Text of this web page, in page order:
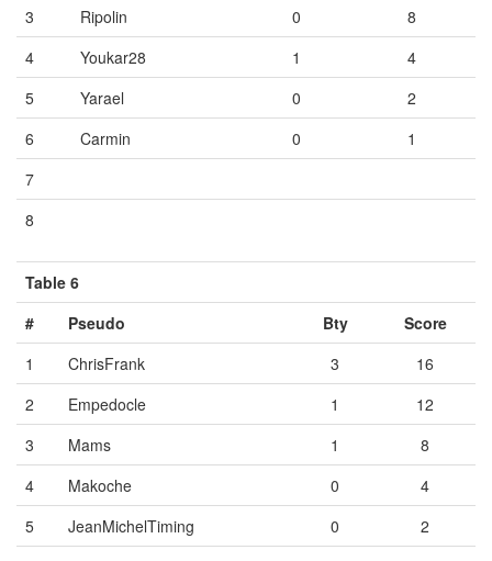
3
Ripolin 0
8
4
Youkar28 1
4
5
Yarael 0
2
6
Carmin 0
1
7
8
Table 6
#
Pseudo Bty
Score
1
ChrisFrank 3
16
2
Empedocle 1
12
3
Mams 1
8
4
Makoche 0
4
5
JeanMichelTiming 0
2